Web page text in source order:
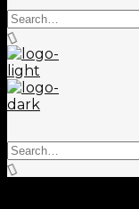
Search
for:
Search
for: